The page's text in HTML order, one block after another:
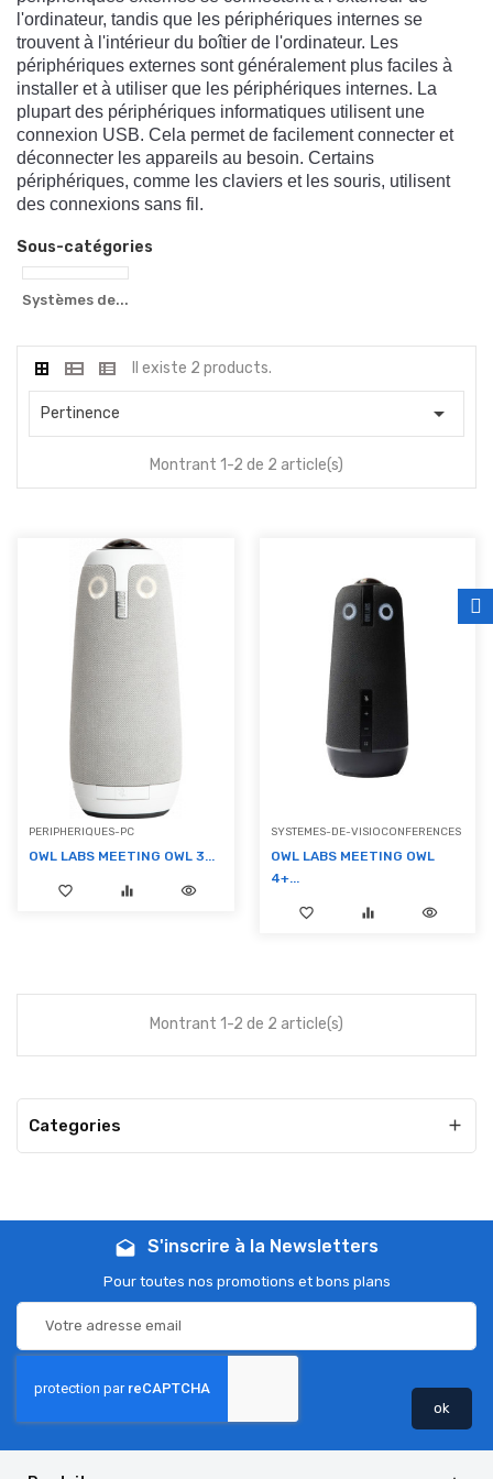
'ordinateur, tandis que les périphériques internes se
trouventà 'intérieur du boîtier de 'ordinateur. Les
périphériques externes sontgénéral ementplus faciles à
installer età util iser que les périphériques internes. La
pl upartdes périphériques informatiques util isentune
connexion USB. Cela permetde facilementconnecter et
déconnecter les appareils au besoin. Certains
périphériques, comme les cl aviers etles souris, util isent
des connexions sans fil .
Sous-catégories
Systèmes de...
Il existe 2 products.
Pertinence 
Montrant 1-2 de 2 article(s)
PERIPHERIQUES-PC
OWL LABS MEETING OWL 3...
favorite_border equalizer visibility
SYSTEMES-DE-VISIOCONFERENCES
OWL LABS MEETING OWL
4+...
favorite_border equalizer visibility
Montrant 1-2 de 2 article(s)
Categories 
drafts S'inscrire à la Newsletters
Pour toutes nos promotions et bons plans